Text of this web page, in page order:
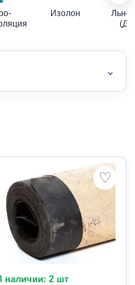
Изолон
⌄
♡
наличии: 2 шт